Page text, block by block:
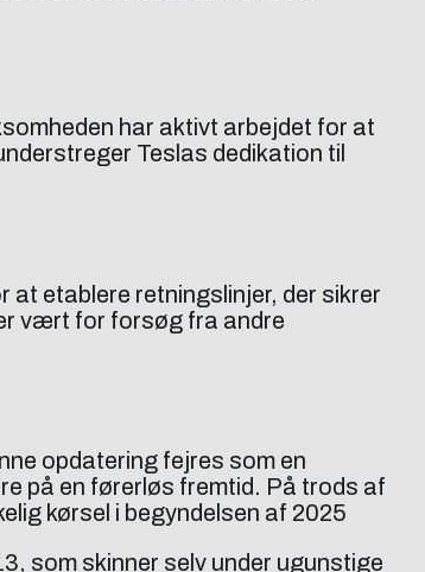
har aktivt arbejdet for at
Teslas dedikation til
etablere retningslinjer, der sikrer
vært for forsøg fra andre
opdatering fejres som en
på en førerløs fremtid. På trods af
kørsel i begyndelsen af 2025
som skinner selv under ugunstige